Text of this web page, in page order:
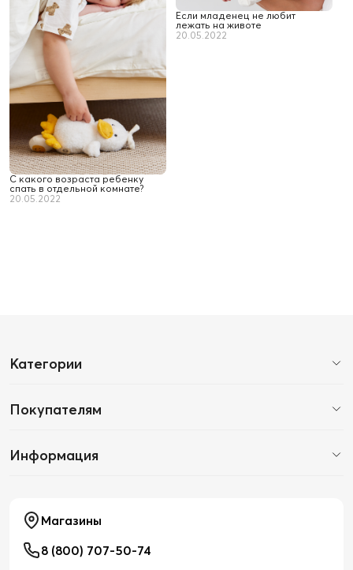
С какого возраста ребенку
спать в отдельной комнате?
20.05.2022
Если младенец не любит
лежать на животе
20.05.2022
Категории
Покупателям
Информация
Магазины
8 (800) 707-50-74